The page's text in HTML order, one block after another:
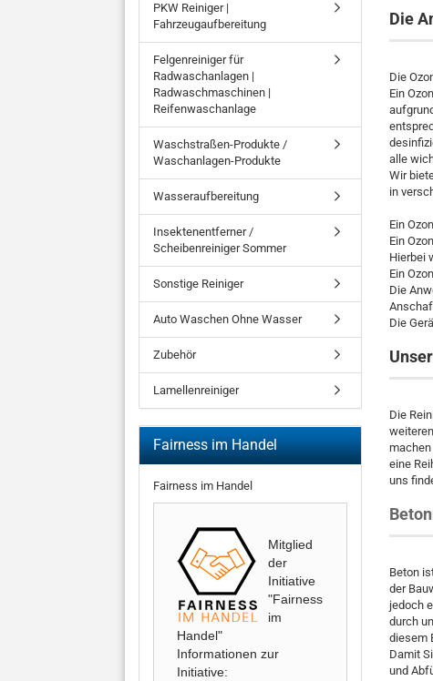
Die
Die
Ein
alle
Wir
in
Ein
Ein
Hierbei
Ein
Die
Die
Die
machen
eine
uns
Beton
der
jedoch
durch
diesem
Damit
und
PKW Reiniger |
Fahrzeugaufbereitung
Felgenreiniger für
Radwaschanlagen |
Radwaschmaschinen |
Reifenwaschanlage
Waschstraßen-Produkte /
Waschanlagen-Produkte
Wasseraufbereitung
Insektenentferner /
Scheibenreiniger Sommer
Sonstige Reiniger
Auto Waschen Ohne Wasser
Zubehör
Lamellenreiniger
Fairness im Handel
Fairness im Handel
Mitglied
der
Initiative
"Fairness
im
Handel"
Informationen zur
Initiative: